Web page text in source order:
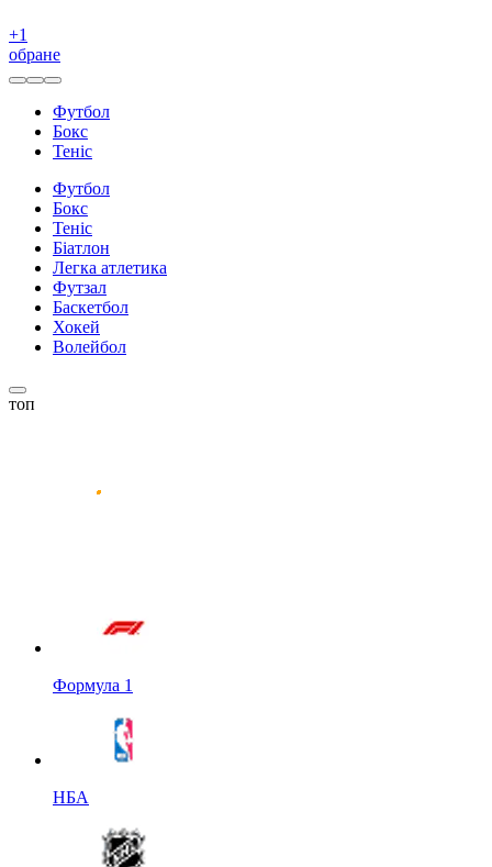
+1
обране
Футбол
Бокс
Теніс
Футбол
Бокс
Теніс
Біатлон
Легка атлетика
Футзал
Баскетбол
Хокей
Волейбол
топ
Формула 1
НБА